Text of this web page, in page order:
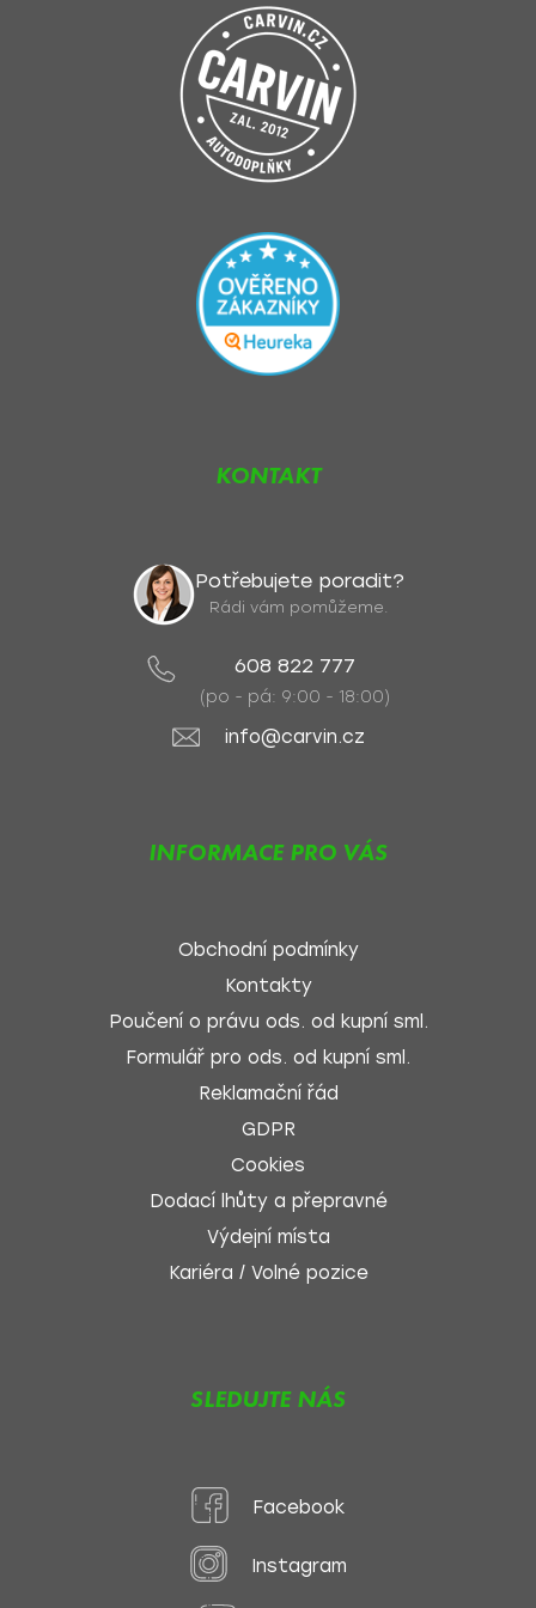
KONTAKT
Potřebujete poradit?
Rádi vám pomůžeme.
608 822 777
(po - pá: 9:00 - 18:00)
info@carvin.cz
INFORMACE PRO VÁS
Obchodní podmínky
Kontakty
Poučení o právu ods. od kupní sml.
Formulář pro ods. od kupní sml.
Reklamační řád
GDPR
Cookies
Dodací lhůty a přepravné
Výdejní místa
Kariéra / Volné pozice
SLEDUJTE NÁS
Facebook
Instagram